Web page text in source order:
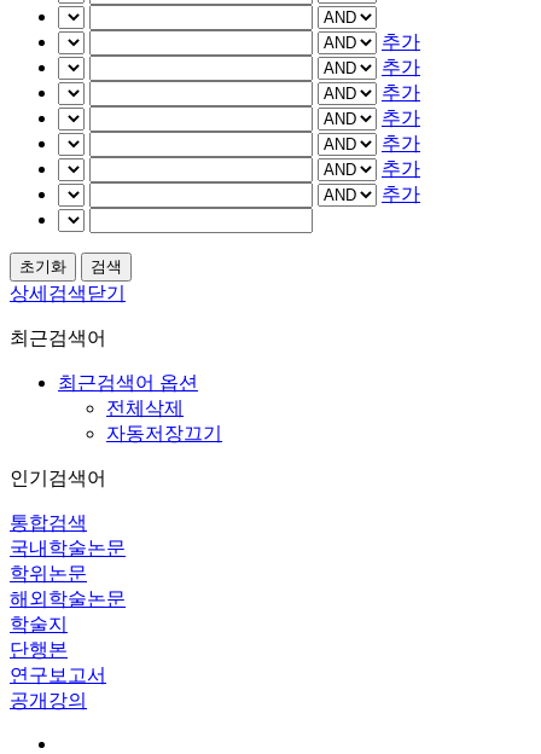
추가
추가
추가
추가
추가
추가
추가
상세검색닫기
최근검색어
최근검색어 옵션
전체삭제
자동저장끄기
인기검색어
통합검색
국내학술논문
학위논문
해외학술논문
학술지
단행본
연구보고서
공개강의